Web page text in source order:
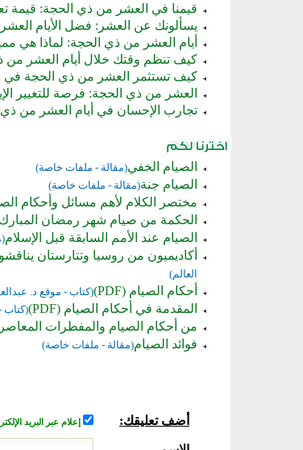
قيمنا في العشر من ذي الحجة: قيمة
يسألونك عن العشر: فضل الأيام
أيام العشر من ذي الحجة: لماذا هي
كيف تنظم وقتك خلال أيام العشر من
كيف تستثمر العشر من ذي الحجة في
العشر من ذي الحجة: فرصة للتغيير
تجارب الإحسان في أيام العشر من
الصيام الخفي(مقالة - ملفات خاصة)
الصيام جنة(مقالة - ملفات خاصة)
مختصر الكلام لأهم مسائل وأحكام
الحكمة من صيام شهر رمضان
الصيام عند الأمم السابقة قبل الإسلام
أكاديميون من روسيا وتتارستان
العالم)
أحكام الصيام (PDF) (كتاب - موقع د.
المقدمة في أحكام الصيام (PDF) (كتاب
من أحكام الصيام والمفطرات
فوائد الصيام(مقالة - ملفات خاصة)
أضف تعليقك: إعلام عبر البريد